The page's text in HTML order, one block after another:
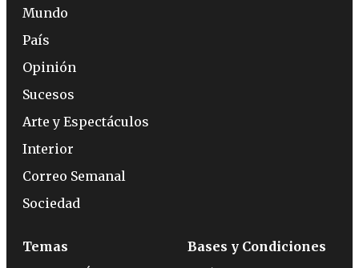
Mundo
País
Opinión
Sucesos
Arte y Espectáculos
Interior
Correo Semanal
Sociedad
Temas
Bases y Condiciones